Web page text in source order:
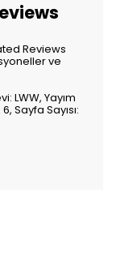
Reviews
ve
LWW, Yayım
Sayfa Sayısı: